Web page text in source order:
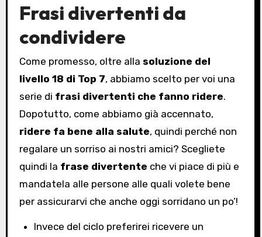
Frasi divertenti da
condividere
Come promesso, oltre alla soluzione del
livello 18 di Top 7, abbiamo scelto per voi una
serie di frasi divertenti che fanno ridere.
Dopotutto, come abbiamo già accennato,
ridere fa bene alla salute, quindi perché non
regalare un sorriso ai nostri amici? Scegliete
quindi la frase divertente che vi piace di più e
mandatela alle persone alle quali volete bene
per assicurarvi che anche oggi sorridano un po’!
Invece del ciclo preferirei ricevere un